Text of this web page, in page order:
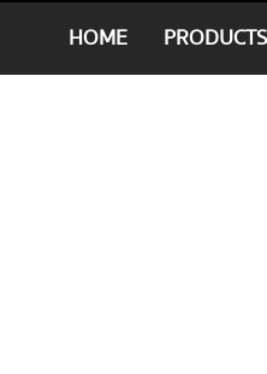
HOME PRODUCTS